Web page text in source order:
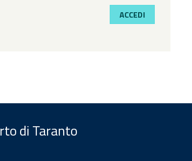
ACCEDI
di Taranto